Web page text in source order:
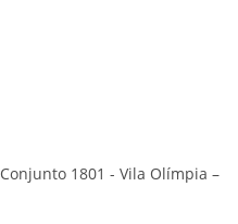
1801 - Vila Olímpia –